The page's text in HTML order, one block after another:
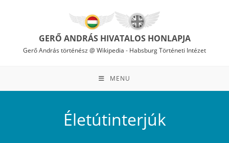
GERŐ ANDRÁS HIVATALOS HONLAPJA
Gerő András történész @ Wikipedia - Habsburg Történeti Intézet
MENU
Életútinterjúk